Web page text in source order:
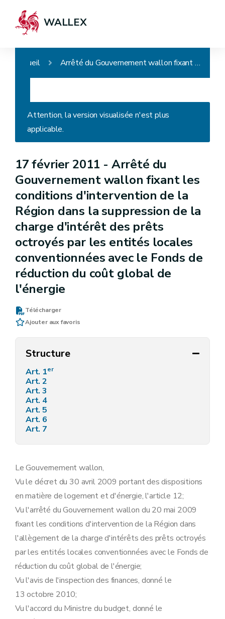
WALLEX
Accueil Arrêté du Gouvernement wallon fixant les conditions d'intervention de la Région dans la suppression de la charge d'intérêt des prêts octroyés par les entités locales conventionnées avec le Fonds de réduction du coût global de l'énergie
Attention, la version visualisée n'est plus
applicable.
17 février 2011 - Arrêté du
Gouvernement wallon fixant les
conditions d'intervention de la
Région dans la suppression de la
charge d'intérêt des prêts
octroyés par les entités locales
conventionnées avec le Fonds de
réduction du coût global de
l'énergie
Télécharger
Ajouter aux favoris
Structure
Art. 1er
Art. 2
Art. 3
Art. 4
Art. 5
Art. 6
Art. 7
Le Gouvernement wallon,
Vu le décret du 30 avril 2009 portant des dispositions
en matière de logement et d'énergie, l'article 12;
Vu l'arrêté du Gouvernement wallon du 20 mai 2009
fixant les conditions d'intervention de la Région dans
l'allègement de la charge d'intérêts des prêts octroyés
par les entités locales conventionnées avec le Fonds de
réduction du coût global de l'énergie;
Vu l'avis de l'inspection des finances, donné le
13 octobre 2010;
Vu l'accord du Ministre du budget, donné le